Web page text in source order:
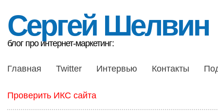
Сергей Шелвин
блог про интернет-маркетинг:
Главная Twitter Интервью Контакты
Проверить ИКС сайта